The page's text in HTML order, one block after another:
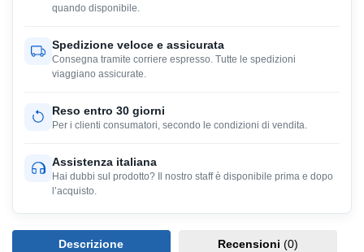
quando disponibile.
Spedizione veloce e assicurata
Consegna tramite corriere espresso. Tutte le spedizioni
viaggiano assicurate.
Reso entro 30 giorni
Per i clienti consumatori, secondo le condizioni di vendita.
Assistenza italiana
Hai dubbi sul prodotto? Il nostro staff è disponibile prima e dopo
l’acquisto.
Descrizione Recensioni (0)